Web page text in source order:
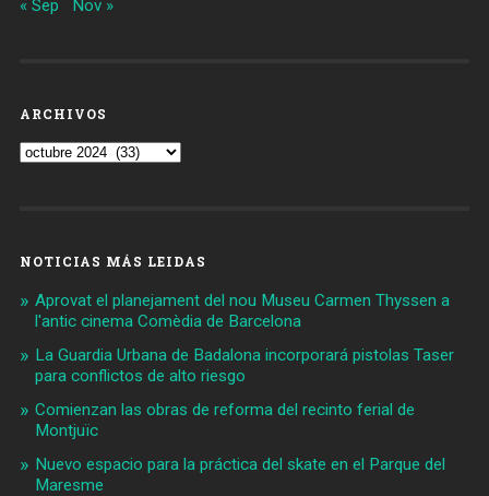
« Sep Nov »
ARCHIVOS
Archivos
NOTICIAS MÁS LEIDAS
Aprovat el planejament del nou Museu Carmen Thyssen a
l'antic cinema Comèdia de Barcelona
La Guardia Urbana de Badalona incorporará pistolas Taser
para conflictos de alto riesgo
Comienzan las obras de reforma del recinto ferial de
Montjuïc
Nuevo espacio para la práctica del skate en el Parque del
Maresme